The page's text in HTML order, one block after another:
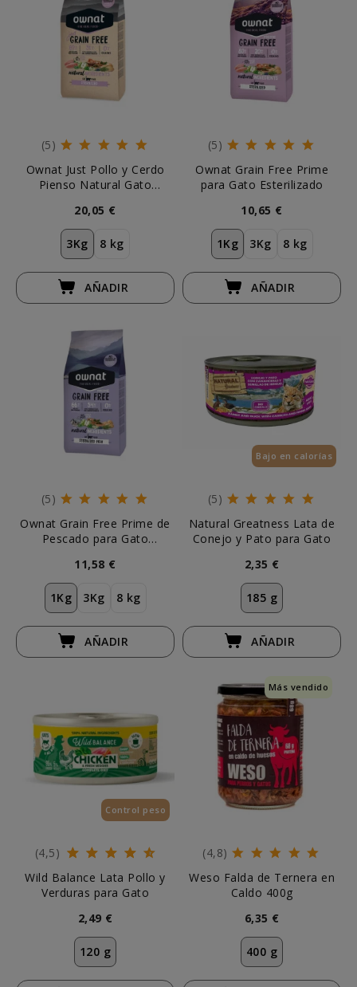
(5)
Ownat Just Pollo y Cerdo
Pienso Natural Gato
20,05 €
3Kg 8 kg
AÑADIR
(5)
Ownat Grain Free Prime
para Gato Esterilizado
10,65 €
1Kg 3Kg 8 kg
AÑADIR
(5)
Ownat Grain Free Prime de
Pescado para Gato
11,58 €
1Kg 3Kg 8 kg
AÑADIR
Bajo en calorías
(5)
Natural Greatness Lata de
Conejo y Pato para Gato
2,35 €
185 g
AÑADIR
Control peso
(4,5)
Wild Balance Lata Pollo y
Verduras para Gato
2,49 €
120 g
Más vendido
(4,8)
Weso Falda de Ternera en
Caldo 400g
6,35 €
400 g